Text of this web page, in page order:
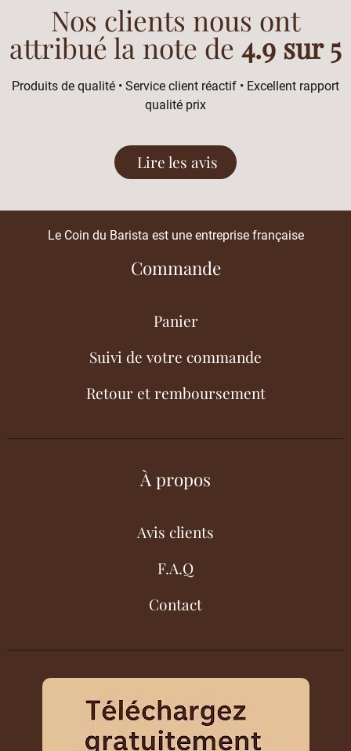
Nos clients nous ont
attribué la note de 4.9 sur 5
Produits de qualité • Service client réactif • Excellent rapport
qualité prix
Lire les avis
Le Coin du Barista est une entreprise française
Commande
Panier
Suivi de votre commande
Retour et remboursement
À propos
Avis clients
F.A.Q
Contact